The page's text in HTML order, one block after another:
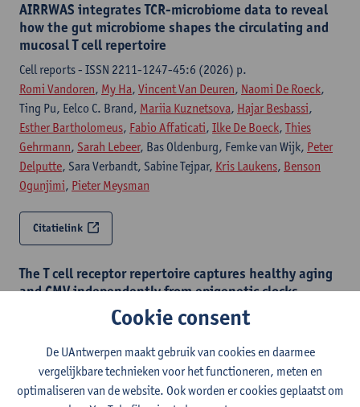
AIRRWAS integrates TCR-microbiome data to reveal
how the gut microbiome shapes the circulating and
mucosal T cell repertoire
Cell reports - ISSN 2211-1247-45:6 (2026) p.
Romi Vandoren, My Ha, Vincent Van Deuren, Naomi De Roeck,
Ting Pu, Eelco C. Brand, Mariia Kuznetsova, Hajar Besbassi,
Esther Bartholomeus, Fabio Affaticati, Ilke De Boeck, Thies
Gehrmann, Sarah Lebeer, Bas Oldenburg, Femke van Wijk, Peter
Delputte, Sara Verbandt, Sabine Tejpar, Kris Laukens, Benson
Ogunjimi, Pieter Meysman
Citatielink
The T cell receptor repertoire captures healthy aging
and CMV independently from epigenetic clocks
Kuznetsova,Hajar Besbassi,Fabio Affaticati,Wim Vanden
Berghe,Benson Ogunjimi,Pieter Meysman
Cookie consent
De UAntwerpen maakt gebruik van cookies en daarmee
vergelijkbare technieken voor het functioneren, meten en
optimaliseren van de website. Ook worden er cookies geplaatst om